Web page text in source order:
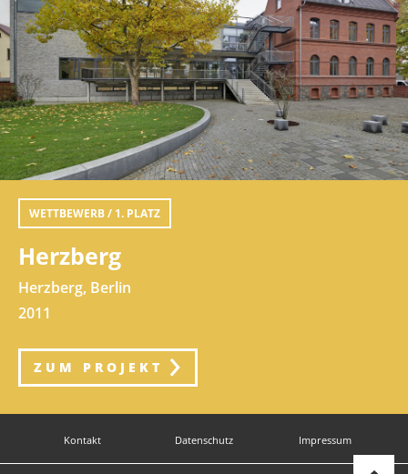
WETTBEWERB / 1. PLATZ
Herzberg
Herzberg, Berlin
2011
ZUM PROJEKT
Kontakt Datenschutz Impressum